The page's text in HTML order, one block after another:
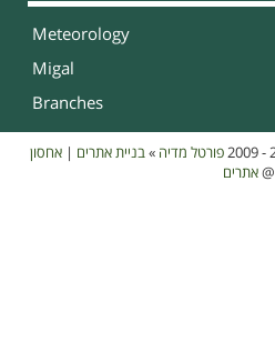
Meteorology
Migal
Branches
פורטל מדיה »בניית אתרים |אחסון
אתרים@